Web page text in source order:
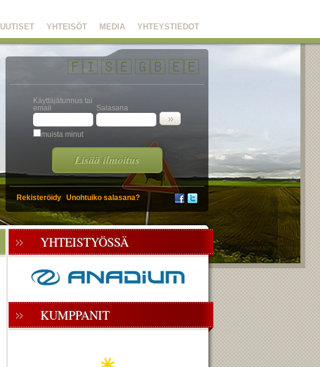
YHTEYSTIEDOT
MEDIA
YHTEISÖT
UUTISET
🇫🇮🇸🇪🇬🇧🇪🇪
Käyttäjätunnus tai
email
Salasana
muista minut
Lisää ilmoitus
Rekisteröidy Unohtuiko salasana?
YHTEISTYÖSSÄ
KUMPPANIT